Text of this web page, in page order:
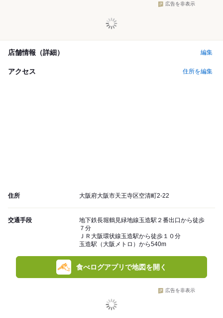
広告を非表示
店舗情報（詳細） 編集
アクセス 住所を編集
住所 大阪府大阪市天王寺区空清町2-22
交通手段
地下鉄長堀鶴見緑地線玉造駅２番出口から徒歩
７分
ＪＲ大阪環状線玉造駅から徒歩１０分
玉造駅（大阪メトロ）から540m
食べログアプリで地図を開く
広告を非表示